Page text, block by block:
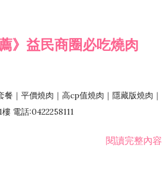
》益民商圈必吃燒肉
｜平價燒肉｜高cp值燒肉｜隱藏版燒肉｜
電話:0422258111
閱讀完整內容